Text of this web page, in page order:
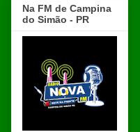
Na FM de Campina
do Simão - PR